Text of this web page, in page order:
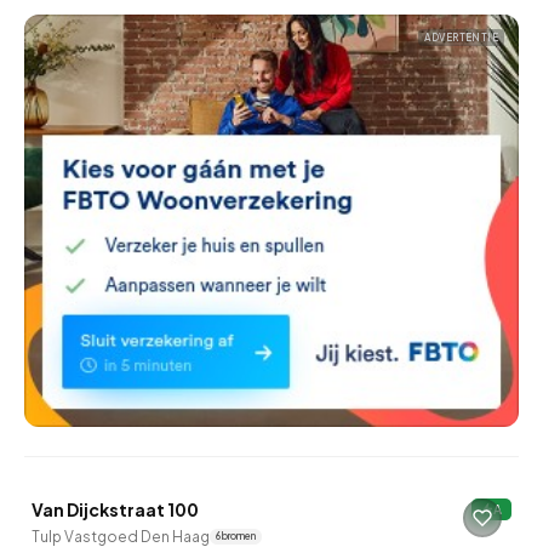
ADVERTENTIE
10 uur geleden ontdekt
Van Dijckstraat 100 A
Tulp Vastgoed Den Haag 6 bronnen